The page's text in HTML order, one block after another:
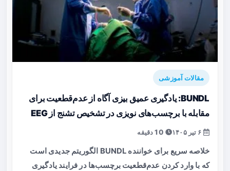
مقالات آموزشی
BUNDL: یادگیری عمیق بیزی آگاه از عدم‌قطعیت برای
مقابله با برچسب‌های نویزی در تشخیص تشنج از EEG
خلاصه سریع برای خواننده BUNDL الگوریتم جدیدی است
که با وارد کردن عدم‌قطعیت برچسب‌ها در فرایند یادگیری